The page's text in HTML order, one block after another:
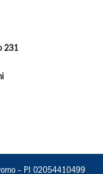
231
– PI 02054410499